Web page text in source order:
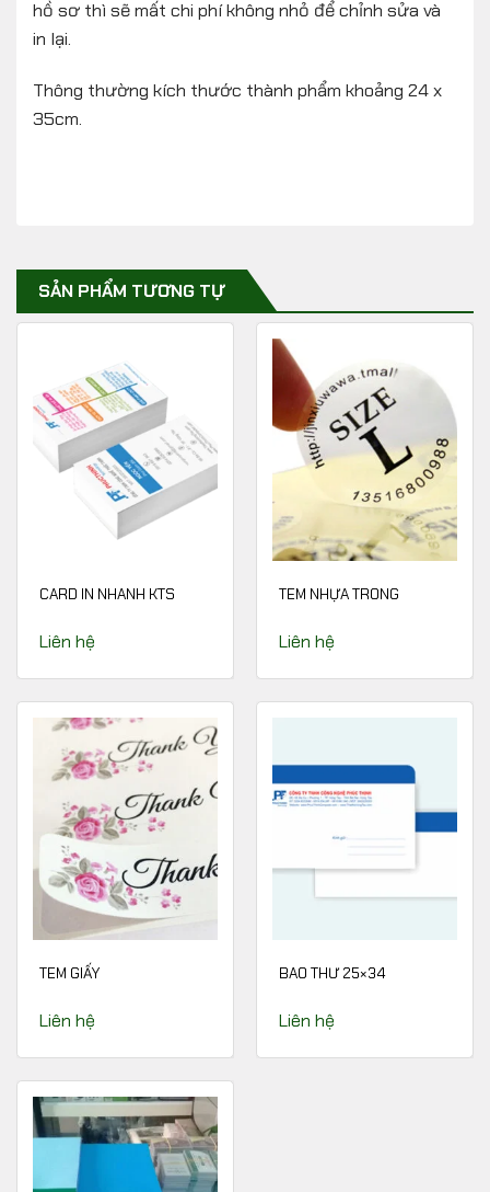
hồ sơ thì sẽ mất chi phí không nhỏ để chỉnh sửa và
in lại.
Thông thường kích thước thành phẩm khoảng 24 x
35cm.
SẢN PHẨM TƯƠNG TỰ
CARD IN NHANH KTS
Liên hệ
TEM NHỰA TRONG
Liên hệ
TEM GIẤY
Liên hệ
BAO THƯ 25×34
Liên hệ